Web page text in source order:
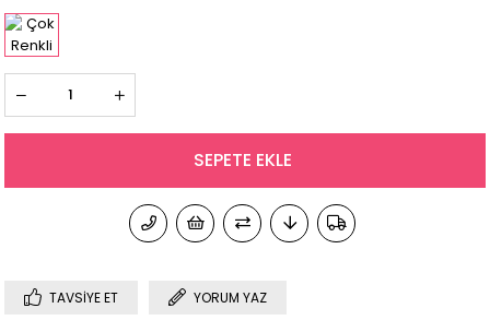
TAVSIYE ET YORUM YAZ